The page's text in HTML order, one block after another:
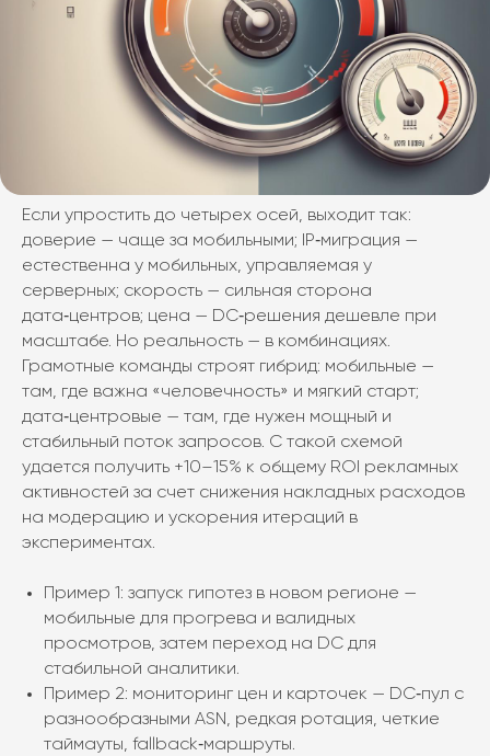
Если упростить до четырех осей, выходит так:
доверие — чаще за мобильными; IP‑миграция —
естественна у мобильных, управляемая у
серверных; скорость — сильная сторона
дата‑центров; цена — DC‑решения дешевле при
масштабе. Но реальность — в комбинациях.
Грамотные команды строят гибрид: мобильные —
там, где важна «человечность» и мягкий старт;
дата‑центровые — там, где нужен мощный и
стабильный поток запросов. С такой схемой
удается получить +10–15% к общему ROI рекламных
активностей за счет снижения накладных расходов
на модерацию и ускорения итераций в
экспериментах.
Пример 1: запуск гипотез в новом регионе —
мобильные для прогрева и валидных
просмотров, затем переход на DC для
стабильной аналитики.
Пример 2: мониторинг цен и карточек — DC‑пул с
разнообразными ASN, редкая ротация, четкие
таймауты, fallback‑маршруты.